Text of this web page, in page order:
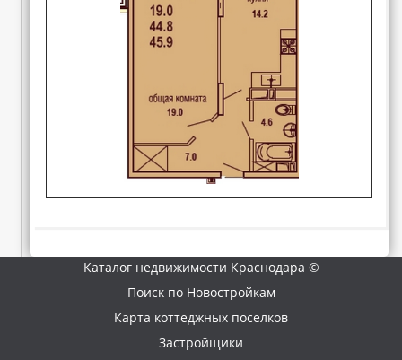
Каталог недвижимости Краснодара ©
Поиск по Новостройкам
Карта коттеджных поселков
Застройщики